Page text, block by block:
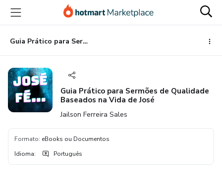
para
conteúdo
principal
para
pagamento
para
rodapé
Guia Prático para Sermões de Qualidade Baseados na Vida de José
Guia Prático para Sermões de Qualidade
Baseados na Vida de José
Jailson Ferreira Sales
Formato: eBooks ou Documentos
Idioma: Português